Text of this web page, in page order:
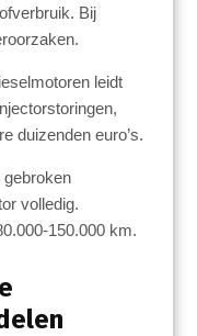
Bij
leidt
duizenden euro’s.
gebroken
volledig.
150.000 km.